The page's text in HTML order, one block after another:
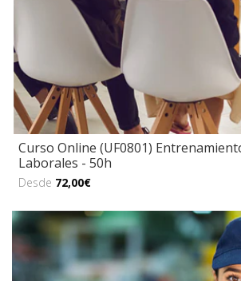
Curso Online (UF0801)
Laborales - 50h
Desde 72,00€